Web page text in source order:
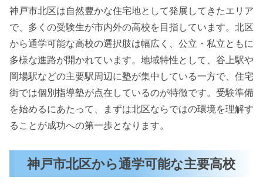
神戸市北区は自然豊かな住宅地として発展してきたエリア
で、多くの受験生が市内外の高校を目指しています。北区
から通学可能な高校の選択肢は幅広く、公立・私立ともに
多様な進路が開かれています。地域特性として、谷上駅や
岡場駅などの主要駅周辺に塾が集中している一方で、住宅
街では個別指導塾が点在しているのが特徴です。受験準備
を始めるにあたって、まずは北区ならではの環境を理解す
ることが成功への第一歩となります。
神戸市北区から通学可能な主要高校